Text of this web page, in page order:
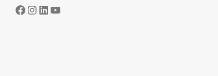
Facebook
Instagram
LinkedIn
YouTube